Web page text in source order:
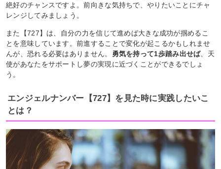
絶好のチャンスですよ。前向きな気持ちで、やりたいことにチャ
レンジしてみましょう。
また【727】は、自分の力を信じて進めば大きな成功が掴めるこ
とを意味しています。前進することで変化が起こるかもしれませ
んが、恐れる必要はありません。 勇気を持って1歩踏み出せば、天
使があなたをサポートし夢の実現に近づくことができるでしょ
う。
エンジェルナンバー【727】を見た時に実践したいこ
とは？